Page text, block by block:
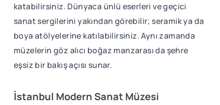
katabilirsiniz. Dünyaca ünlü eserleri ve geçici
sanat sergilerini yakından görebilir; seramik ya da
boya atölyelerine katılabilirsiniz. Aynı zamanda
müzelerin göz alıcı boğaz manzarası da şehre
eşsiz bir bakış açısı sunar.
İstanbul Modern Sanat Müzesi